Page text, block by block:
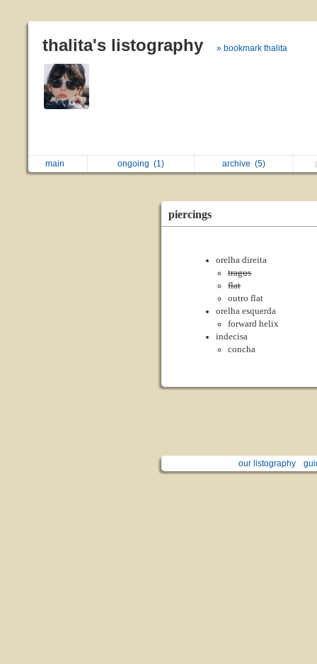
thalita's listography » bookmark thalita
main ongoing (1) archive (5)
piercings
orelha direita
tragus
flat
outro flat
orelha esquerda
forward helix
indecisa
concha
our listography